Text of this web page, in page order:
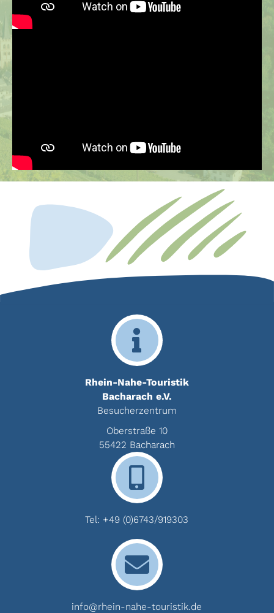
Rhein-Nahe-Touristik
Bacharach e.V.
Besucherzentrum
Oberstraße 10
55422 Bacharach
Tel: +49 (0)6743/919303
info@rhein-nahe-touristik.de